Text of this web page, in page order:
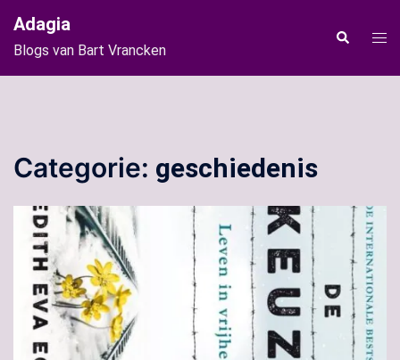
naar
de
inhoud
Adagia
Blogs van Bart Vrancken
Zoeken
Categorie: geschiedenis